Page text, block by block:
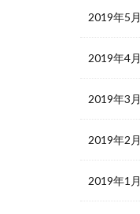
2019年5月
2019年4月
2019年3月
2019年2月
2019年1月